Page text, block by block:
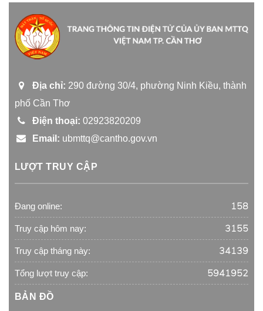
Địa chỉ: 290 đường 30/4, phường Ninh Kiều, thành
phố Cần Thơ
Điện thoại: 02923820209
Email: ubmttq@cantho.gov.vn
LƯỢT TRUY CẬP
Đang online: 158
Truy cập hôm nay: 3155
Truy cập tháng này: 34139
Tổng lượt truy cập: 5941952
BẢN ĐỒ